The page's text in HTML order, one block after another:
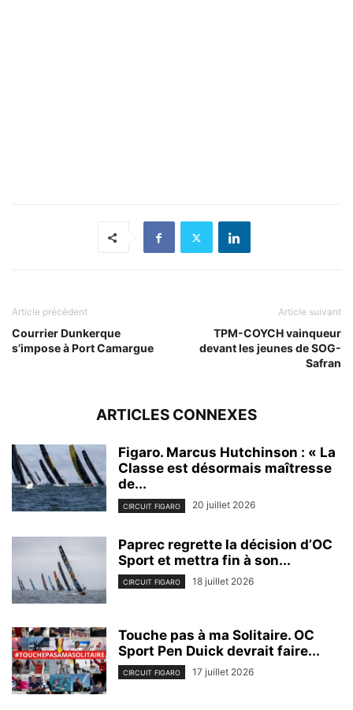
Article précédent
Courrier Dunkerque
s’impose à Port Camargue
Article suivant
TPM-COYCH vainqueur
devant les jeunes de SOG-
Safran
ARTICLES CONNEXES
Figaro. Marcus Hutchinson : « La
Classe est désormais maîtresse
de...
CIRCUIT FIGARO 20 juillet 2026
Paprec regrette la décision d’OC
Sport et mettra fin à son...
CIRCUIT FIGARO 18 juillet 2026
Touche pas à ma Solitaire. OC
Sport Pen Duick devrait faire...
CIRCUIT FIGARO 17 juillet 2026